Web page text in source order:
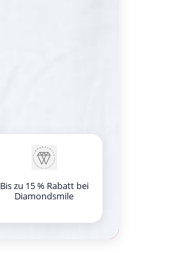
Bis zu 15 % Rabatt bei
Diamondsmile